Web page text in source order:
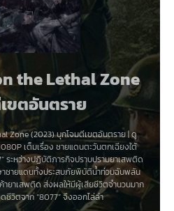
the Lethal Zone
ขตอันตราย
Zone (2023) บุกโจมตีเขตอันตราย|ดู
เต็มเรื่อง ชายแดนตะวันตกเฉียงใต้
ระหว่างปฏิบัติภารกิจปราบปรามยาเสพติด
ชายแดนทั้งประสบภัยพิบัติน้ำท่วมฉับพลัน
ยาเสพติด ส่งผลให้มีผู้เสียชีวิตจำนวนมาก
ชีวิตจาก “8077” จึงออกไล่ล่า